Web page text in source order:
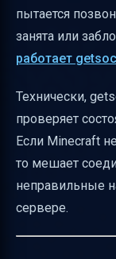
пытается
занята или
работает
Технически,
проверяет
Если Minecraft
то мешает
неправильные
сервере.